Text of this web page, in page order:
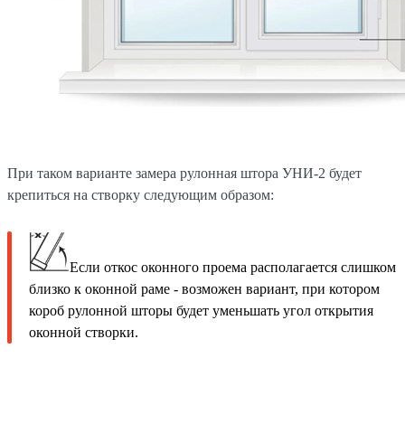
При таком варианте замера рулонная штора УНИ-2 будет
крепиться на створку следующим образом:
Если откос оконного проема располагается слишком
близко к оконной раме - возможен вариант, при котором
короб рулонной шторы будет уменьшать угол открытия
оконной створки.